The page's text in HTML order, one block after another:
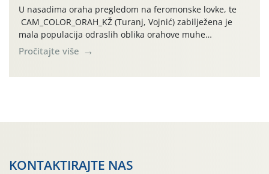
U nasadima oraha pregledom na feromonske lovke, te
CAM_COLOR_ORAH_KŽ (Turanj, Vojnić) zabilježena je
mala populacija odraslih oblika orahove muhe
(Rhagoletis completa). Niska brojnost može se objasniti
činjenicom da je riječ o mladim nasadima s vrlo malim
Pročitajte više
KONTAKTIRAJTE NAS